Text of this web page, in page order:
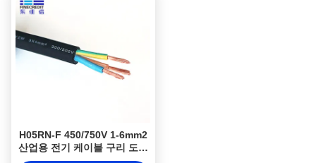
H05RN-F 450/750V 1-6mm2
산업용 전기 케이블 구리 도체
CPE 고무 절연